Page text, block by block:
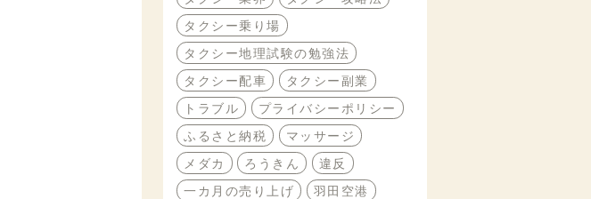
タクシー乗り場
タクシー地理試験の勉強法
タクシー配車
タクシー副業
トラブル
プライバシーポリシー
ふるさと納税
マッサージ
メダカ
ろうきん
違反
一カ月の売り上げ
羽田空港